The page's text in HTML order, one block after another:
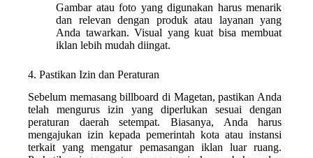
Gambar atau foto yang digunakan harus menarik
dan relevan dengan produk atau layanan yang
Anda tawarkan. Visual yang kuat bisa membuat
iklan lebih mudah diingat.
4. Pastikan Izin dan Peraturan
Sebelum memasang billboard di Magetan, pastikan Anda
telah mengurus izin yang diperlukan sesuai dengan
peraturan daerah setempat. Biasanya, Anda harus
mengajukan izin kepada pemerintah kota atau instansi
terkait yang mengatur pemasangan iklan luar ruang.